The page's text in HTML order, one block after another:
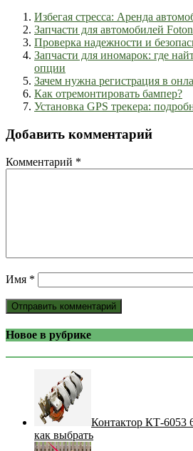
Избегая стресса: Аренда
Запчасти для автомобилей Foton
Проверка надежности и
Запчасти для иномарок: где
опции
Зачем нужна регистрация в
Как отремонтировать бампер?
Установка GPS трекера:
Добавить комментарий
Комментарий *
Имя *
Новое в рубрике
Контактор КТ-6053
как выбрать